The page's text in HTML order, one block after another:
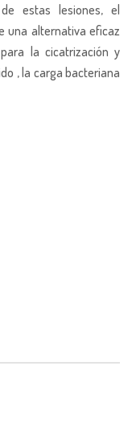
estas lesiones, el
una alternativa eficaz
la cicatrización y
, la carga bacteriana